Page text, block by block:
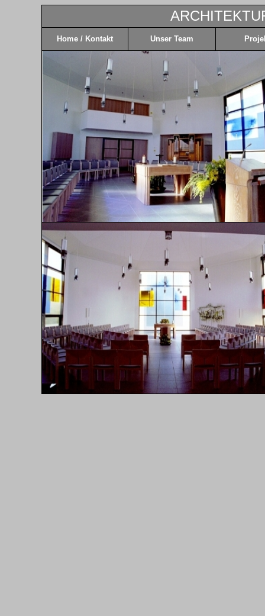
Home / Kontakt Unser Team